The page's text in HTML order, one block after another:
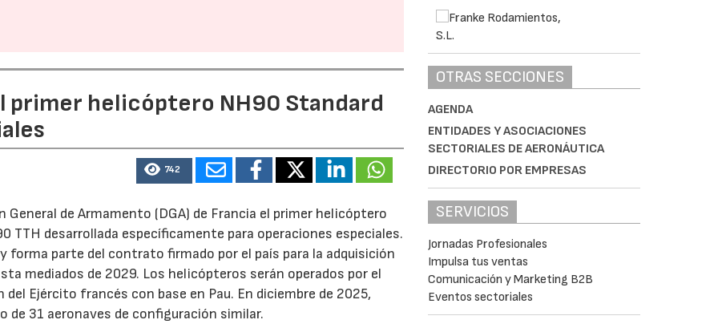
primer helicóptero NH90 Standard
742
de Armamento (DGA) de Francia el primer helicóptero
TTH desarrollada específicamente para operaciones especiales.
forma parte del contrato firmado por el país para la adquisición
mediados de 2029. Los helicópteros serán operados por el
Ejército francés con base en Pau. En diciembre de 2025,
de 31 aeronaves de configuración similar.
OTRAS SECCIONES
AGENDA
ENTIDADES Y ASOCIACIONES
SECTORIALES DE AERONÁUTICA
DIRECTORIO POR EMPRESAS
SERVICIOS
Jornadas Profesionales
Impulsa tus ventas
Comunicación y Marketing B2B
Eventos sectoriales